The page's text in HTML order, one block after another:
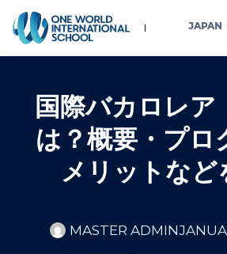
JAPAN
国際バカロレア
は？概要・プロ
メリットなど
MASTER ADMIN